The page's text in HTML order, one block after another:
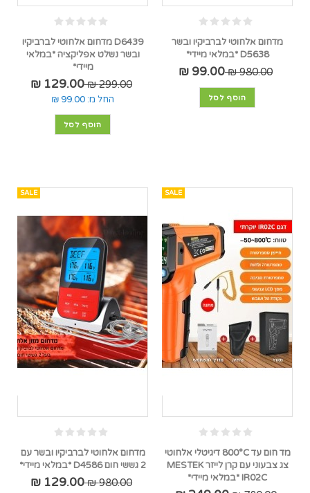
מדחום אלחוטי לברביקיו ובשר
D5638 *במלאי מיידי*
980.00 ₪
99.00 ₪
הוסף לסל
D6439 מדחום אלחוטי לברביקיו
ובשר נשלט אפליקציה *במלאי
מיידי*
299.00 ₪
129.00 ₪
החל מ: 99.00 ₪
הוסף לסל
SALE
מד חום עד 800°C דיגיטלי אלחוטי
צג צבעוני עם קרן לייזר MESTEK
IR02C *במלאי מיידי*
SALE
מדחום אלחוטי לברביקיו ובשר עם
2 גששי חום D4586 *במלאי מיידי*
980.00 ₪
129.00 ₪